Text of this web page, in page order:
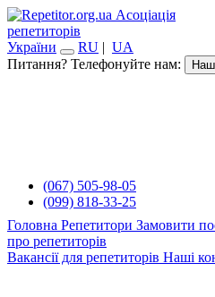
Асоціація
репетиторів
України
RU | UA
Питання? Телефонуйте нам:
(067) 505-98-05
(099) 818-33-25
Головна Репетитори Замовити
про репетиторів
Вакансії для репетиторів Наші